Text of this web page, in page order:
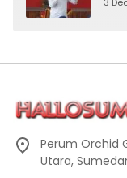
3
Perum Orchid
Utara,